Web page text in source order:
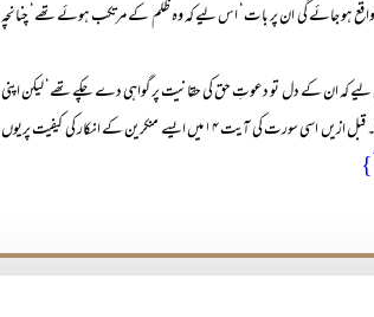
واقع ہو جائے گی ان پر بات‘ اس لیے کہ وہ ظلم کے مرتکب ہوئے تھے‘ چنانچہ
ان کے دل تو دعوتِ حق کی حقانیت پر گواہی دے چکے تھے‘ لیکن اپنی
ضد‘ ہٹ دھرمی اور تعصب کی بنا پر انہوں نے اس دعوت کو قبول نہیں کیا تھا۔ قبل ازیں اسی سورت کی آیت ۱۴ میں ایسے منکرین کے انکار کی کیفیت پریوں
ؕ}